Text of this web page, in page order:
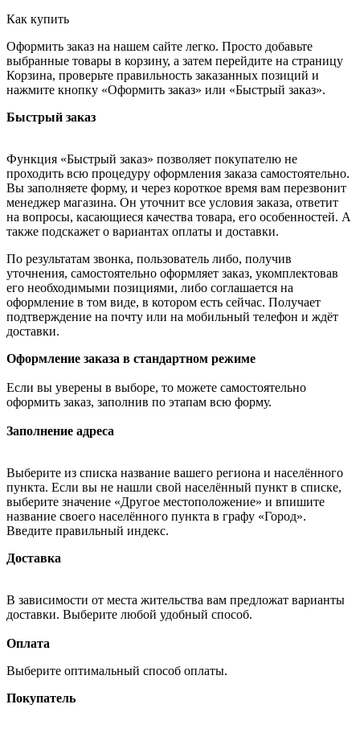
Как купить
Оформить заказ на нашем сайте легко. Просто добавьте
выбранные товары в корзину, а затем перейдите на страницу
Корзина, проверьте правильность заказанных позиций и
нажмите кнопку «Оформить заказ» или «Быстрый заказ».
Быстрый заказ
Функция «Быстрый заказ» позволяет покупателю не
проходить всю процедуру оформления заказа самостоятельно.
Вы заполняете форму, и через короткое время вам перезвонит
менеджер магазина. Он уточнит все условия заказа, ответит
на вопросы, касающиеся качества товара, его особенностей. А
также подскажет о вариантах оплаты и доставки.
По результатам звонка, пользователь либо, получив
уточнения, самостоятельно оформляет заказ, укомплектовав
его необходимыми позициями, либо соглашается на
оформление в том виде, в котором есть сейчас. Получает
подтверждение на почту или на мобильный телефон и ждёт
доставки.
Оформление заказа в стандартном режиме
Если вы уверены в выборе, то можете самостоятельно
оформить заказ, заполнив по этапам всю форму.
Заполнение адреса
Выберите из списка название вашего региона и населённого
пункта. Если вы не нашли свой населённый пункт в списке,
выберите значение «Другое местоположение» и впишите
название своего населённого пункта в графу «Город».
Введите правильный индекс.
Доставка
В зависимости от места жительства вам предложат варианты
доставки. Выберите любой удобный способ.
Оплата
Выберите оптимальный способ оплаты.
Покупатель